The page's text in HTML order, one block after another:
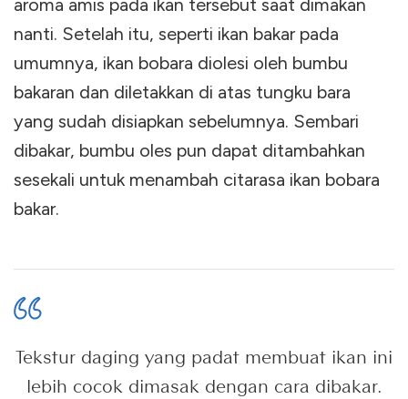
aroma amis pada ikan tersebut saat dimakan
nanti. Setelah itu, seperti ikan bakar pada
umumnya, ikan bobara diolesi oleh bumbu
bakaran dan diletakkan di atas tungku bara
yang sudah disiapkan sebelumnya. Sembari
dibakar, bumbu oles pun dapat ditambahkan
sesekali untuk menambah citarasa ikan bobara
bakar.
Tekstur daging yang padat membuat ikan ini
lebih cocok dimasak dengan cara dibakar.